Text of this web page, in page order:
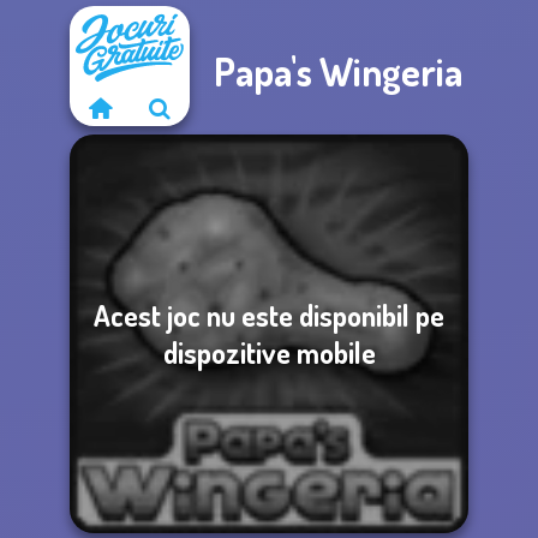
Papa's Wingeria
Acest joc nu este disponibil pe
dispozitive mobile